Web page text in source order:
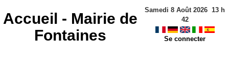
Accueil - Mairie de
Fontaines
Samedi 8 Août 2026 13 h
42
Se connecter